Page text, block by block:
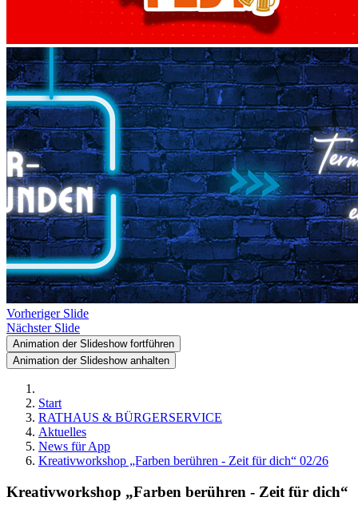
Vorheriger Slide
Nächster Slide
Animation der Slideshow fortführen
Animation der Slideshow anhalten
Start
RATHAUS & BÜRGERSERVICE
Aktuelles
News für App
Kreativworkshop „Farben berühren - Zeit für dich“ 02/26
Kreativworkshop „Farben berühren - Zeit für dich“